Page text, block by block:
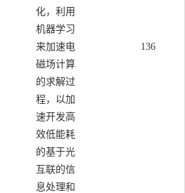
化，利用
机器学习
来加速电
磁场计算
的求解过
程，以加
速开发高
效低能耗
的基于光
互联的信
息处理和
136